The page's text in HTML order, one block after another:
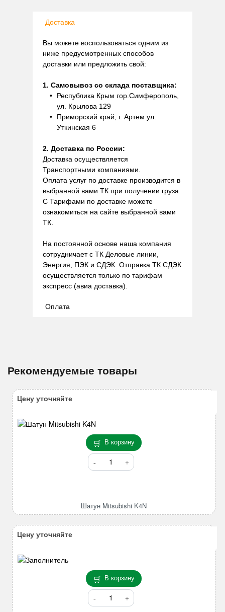
Доставка
Вы можете воспользоваться одним из
ниже предусмотренных способов
доставки или предложить свой:
1. Самовывоз со склада поставщика:
Республика Крым гор.Симферополь,
ул. Крылова 129
Приморский край, г. Артем ул.
Уткинская 6
2. Доставка по России:
Доставка осуществляется
Транспортными компаниями.
Оплата услуг по доставке производится в
выбранной вами ТК при получении груза.
С Тарифами по доставке можете
ознакомиться на сайте выбранной вами
ТК.
На постоянной основе наша компания
сотрудничает с ТК Деловые линии,
Энергия, ПЭК и СДЭК. Отправка ТК СДЭК
осуществляется только по тарифам
экспресс (авиа доставка).
Оплата
Рекомендуемые товары
В корзину
Количество
товара
Шатун Mitsubishi K4N
Цену уточняйте
В корзину
Количество
товара
Цену уточняйте